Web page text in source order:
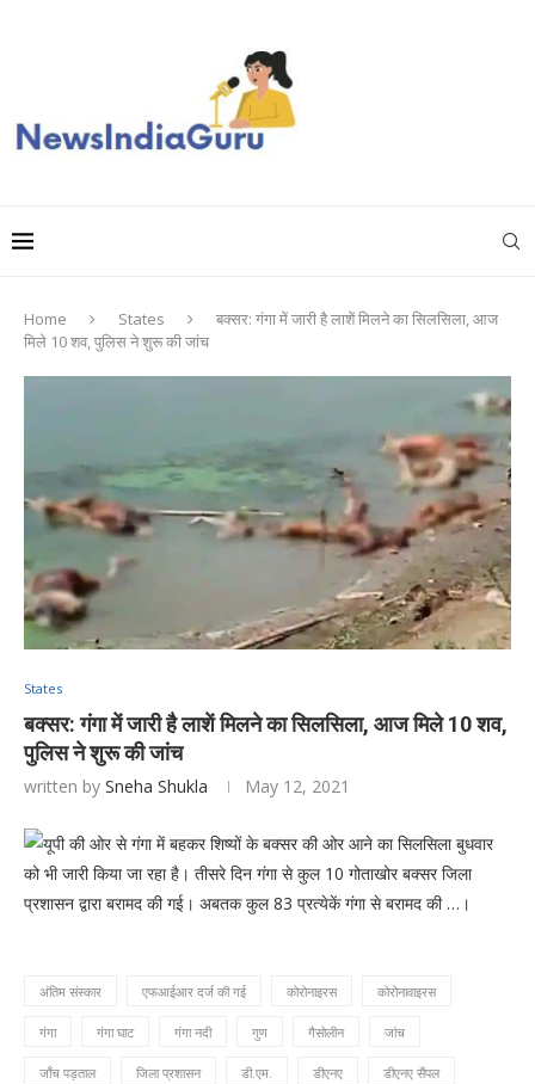
Home States
बक्सर: गंगा में जारी है लाशें मिलने का सिलसिला, आज
मिले 10 शव, पुलिस ने शुरू की जांच
States
बक्सर: गंगा में जारी है लाशें मिलने का सिलसिला, आज मिले 10 शव,
पुलिस ने शुरू की जांच
written by Sneha Shukla May 12, 2021
यूपी की ओर से गंगा में बहकर शिष्यों के बक्सर की ओर आने का सिलसिला बुधवार
को भी जारी किया जा रहा है। तीसरे दिन गंगा से कुल 10 गोताखोर बक्सर जिला
प्रशासन द्वारा बरामद की गई। अबतक कुल 83 प्रत्येकें गंगा से बरामद की …।
अंतिम संस्कार एफआईआर दर्ज की गई कोरोनाइरस कोरोनावाइरस
गंगा गंगा घाट गंगा नदी गुण गैसोलीन जांच
जाँच पड़ताल जिला प्रशासन डी.एम. डीएनए डीएनए सैंपल